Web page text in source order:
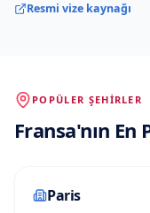
Resmi vize kaynağı
POPÜLER ŞEHIRLER
Fransa'nın En
Paris